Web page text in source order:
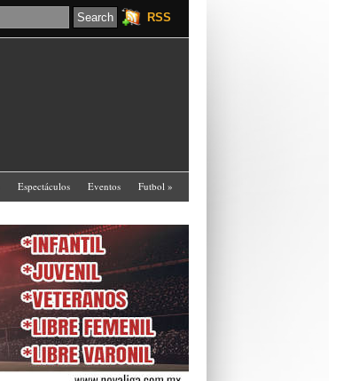
RSS
Espectáculos Eventos Futbol »